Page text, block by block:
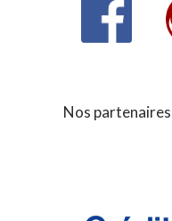
Nos partenaires